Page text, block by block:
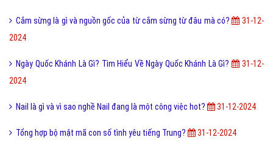
Cắm sừng là gì và nguồn gốc của từ cắm sừng từ đâu mà có?
31-12-
2024
Ngày Quốc Khánh Là Gì? Tìm Hiểu Về Ngày Quốc Khánh Là Gì?
31-12-
2024
Nail là gì và vì sao nghề Nail đang là một công việc hot? 31-12-2024
Tổng hợp bộ mật mã con số tình yêu tiếng Trung? 31-12-2024